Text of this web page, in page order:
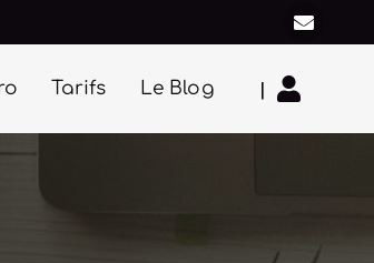
Tarifs Le Blog |